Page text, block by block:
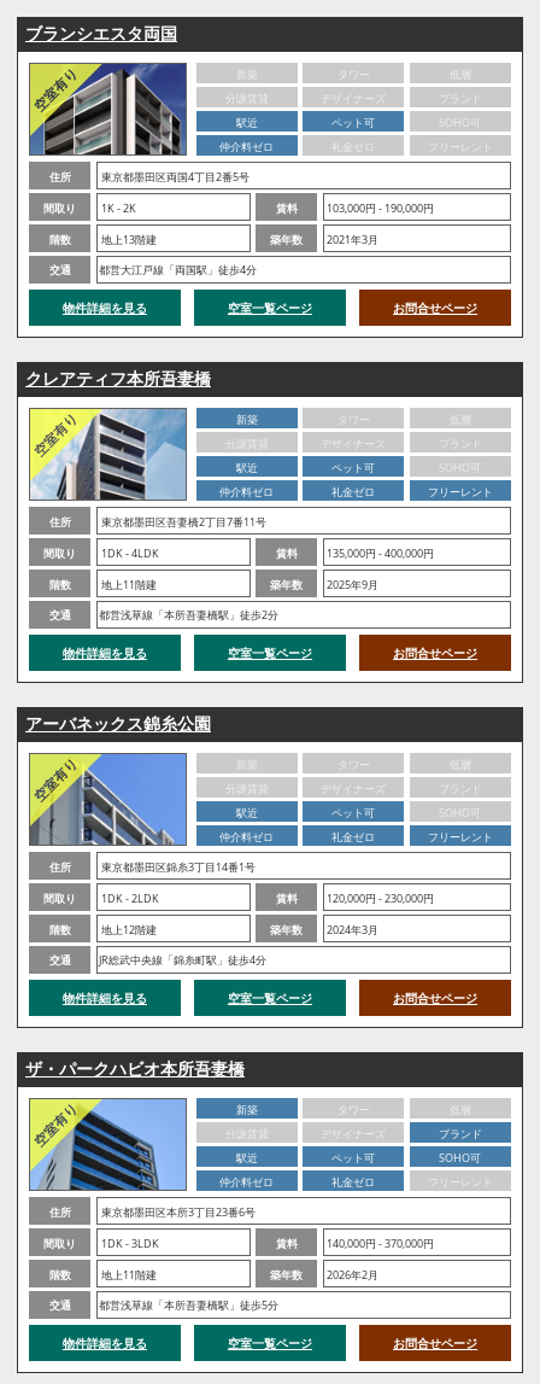
ブランシエスタ両国
新築 タワー
低層
分譲賃貸
デザイナーズ
ブランド
駅近
ペット可
SOHO可
仲介料ゼロ
礼金ゼロ
フリーレント
住所
東京都墨田区両国4丁目2番5号
間取り
1K - 2K 賃料
103,000円 - 190,000円
階数
地上13階建 築年数
2021年3月
交通
都営大江戸線「両国駅」徒歩4分
物件詳細を見る 空室一覧ページ お問合せページ
クレアティフ本所吾妻橋
新築 タワー
低層
分譲賃貸
デザイナーズ
ブランド
駅近
ペット可
SOHO可
仲介料ゼロ
礼金ゼロ
フリーレント
住所
東京都墨田区吾妻橋2丁目7番11号
間取り
1DK - 4LDK 賃料
135,000円 - 400,000円
階数
地上11階建 築年数
2025年9月
交通
都営浅草線「本所吾妻橋駅」徒歩2分
物件詳細を見る 空室一覧ページ お問合せページ
アーバネックス錦糸公園
新築 タワー
低層
分譲賃貸
デザイナーズ
ブランド
駅近
ペット可
SOHO可
仲介料ゼロ
礼金ゼロ
フリーレント
住所
東京都墨田区錦糸3丁目14番1号
間取り
1DK - 2LDK 賃料
120,000円 - 230,000円
階数
地上12階建 築年数
2024年3月
交通
JR総武中央線「錦糸町駅」徒歩4分
物件詳細を見る 空室一覧ページ お問合せページ
ザ・パークハビオ本所吾妻橋
新築 タワー
低層
分譲賃貸
デザイナーズ
ブランド
駅近
ペット可
SOHO可
仲介料ゼロ
礼金ゼロ
フリーレント
住所
東京都墨田区本所3丁目23番6号
間取り
1DK - 3LDK 賃料
140,000円 - 370,000円
階数
地上11階建 築年数
2026年2月
交通
都営浅草線「本所吾妻橋駅」徒歩5分
物件詳細を見る 空室一覧ページ お問合せページ